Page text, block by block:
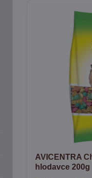
AVICENTRA
hlodavce 200g